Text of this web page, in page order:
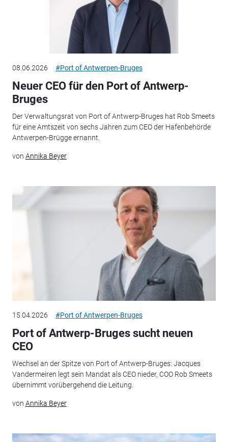
08.06.2026 #Port of Antwerpen-Bruges
Neuer CEO für den Port of Antwerp-
Bruges
Der Verwaltungsrat von Port of Antwerp-Bruges hat Rob Smeets
für eine Amtszeit von sechs Jahren zum CEO der Hafenbehörde
Antwerpen-Brügge ernannt.
von Annika Beyer
15.04.2026 #Port of Antwerpen-Bruges
Port of Antwerp-Bruges sucht neuen
CEO
Wechsel an der Spitze von Port of Antwerp-Bruges: Jacques
Vandermeiren legt sein Mandat als CEO nieder, COO Rob Smeets
übernimmt vorübergehend die Leitung.
von Annika Beyer